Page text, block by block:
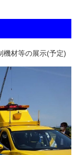
機材等の展示(予定)